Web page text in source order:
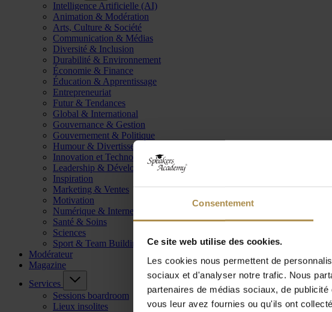
Consentement
Ce site web utilise des cookies.
Les cookies nous permettent de
sociaux et d'analyser notre trafic. Nous
partenaires de médias sociaux, de
vous leur avez fournies ou qu'ils ont
Intelligence Artificielle (AI)
Animation & Modération
Arts, Culture & Société
Communication & Médias
Diversité & Inclusion
Durabilité & Environnement
Économie & Finance
Éducation & Apprentissage
Entrepreneuriat
Futur & Tendances
Global & International
Gouvernance & Gestion
Gouvernement & Politique
Humour & Divertissement
Innovation et Technologie
Leadership & Développement
Inspiration
Marketing & Ventes
Motivation
Numérique & Internet
Santé & Soins
Sciences
Sport & Team Building
Modérateur
Magazine
Services
Sessions boardroom
Lieux insolites